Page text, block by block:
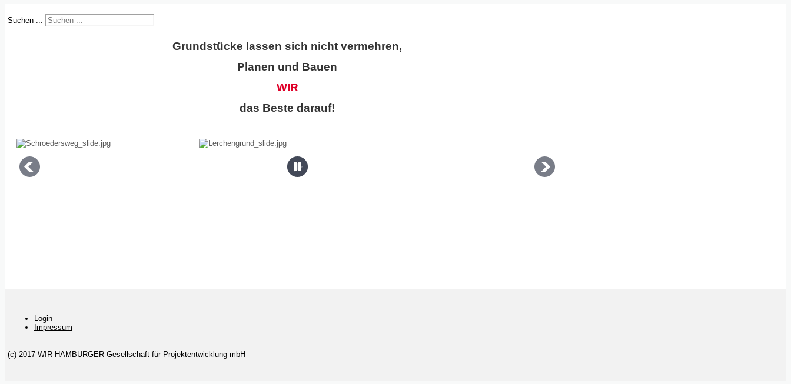
Suchen ...
Grundstücke lassen sich nicht vermehren,
Planen und Bauen
WIR
das Beste darauf!
Login
Impressum
(c) 2017 WIR HAMBURGER Gesellschaft für Projektentwicklung mbH